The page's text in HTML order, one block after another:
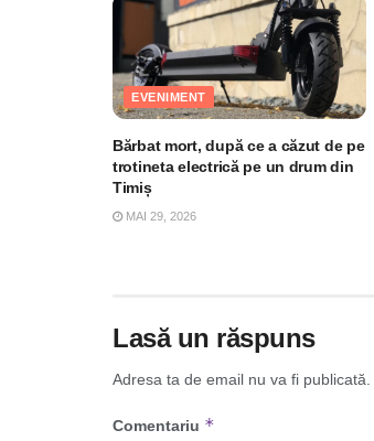
EVENIMENT
Bărbat mort, după ce a căzut de pe
trotineta electrică pe un drum din
Timiș
MAI 29, 2026
Lasă un răspuns
Adresa ta de email nu va fi publicată.
Comentariu *